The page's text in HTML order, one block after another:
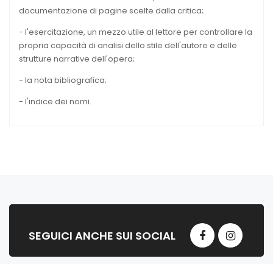
documentazione di pagine scelte dalla critica;
- l'esercitazione, un mezzo utile al lettore per controllare la
propria capacità di analisi dello stile dell'autore e delle
strutture narrative dell'opera;
- la nota bibliografica;
- l'indice dei nomi.
SEGUICI ANCHE SUI SOCIAL